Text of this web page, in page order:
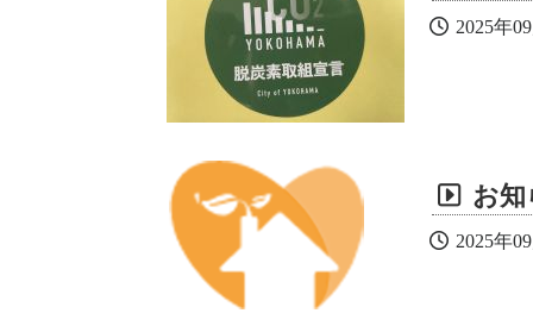
2025年
お知
2025年